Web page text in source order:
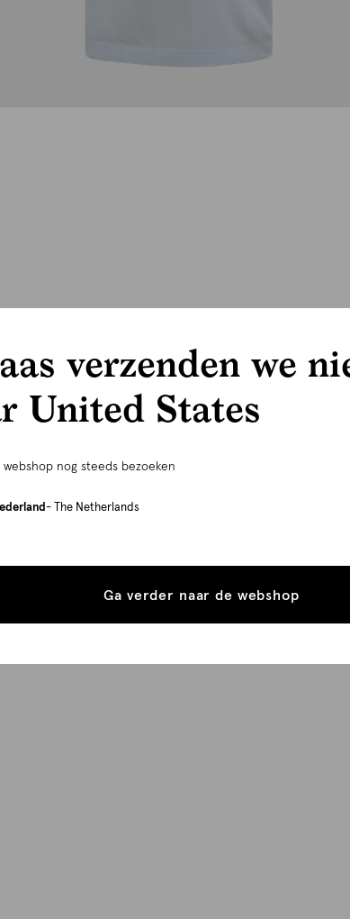
verzenden we
United States
nog steeds bezoeken
- The Netherlands
Ga verder naar de webshop